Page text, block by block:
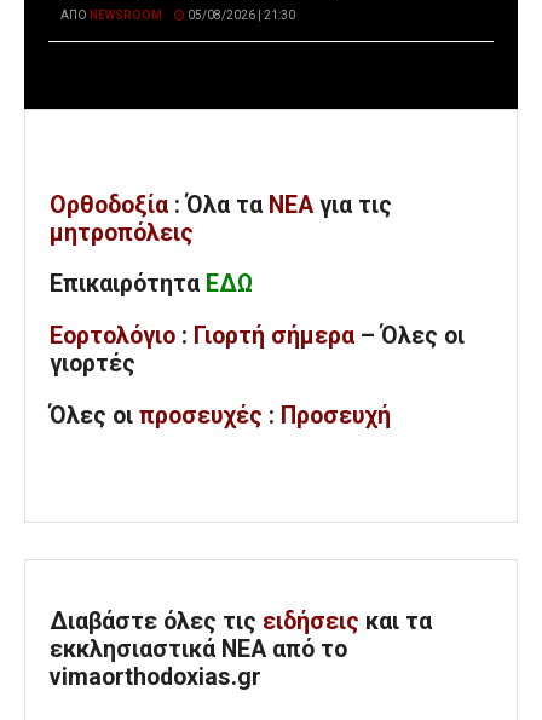
ΑΠΌ NEWSROOM 05/08/2026 | 21:30
Ορθοδοξία : Όλα τα ΝΕΑ για τις
μητροπόλεις
Επικαιρότητα ΕΔΩ
Εορτολόγιο : Γιορτή σήμερα – Όλες οι
γιορτές
Όλες οι προσευχές : Προσευχή
Διαβάστε όλες τις ειδήσεις και τα
εκκλησιαστικά ΝΕΑ από το
vimaorthodoxias.gr